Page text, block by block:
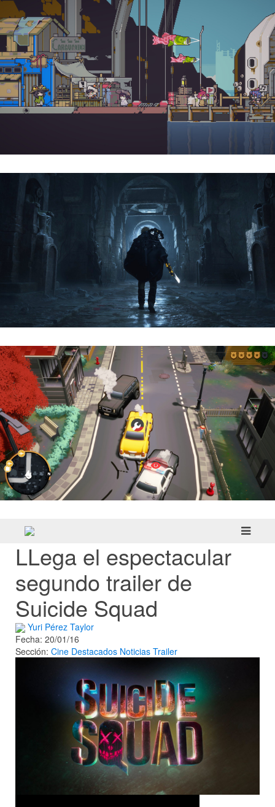
LLega el espectacular
segundo trailer de
Suicide Squad
Yuri Pérez Taylor
Fecha: 20/01/16
Sección: Cine Destacados Noticias Trailer